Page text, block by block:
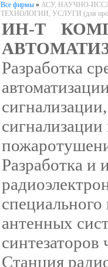
Все фирмы » АСУ, НАУЧНО-
ТЕХНОЛОГИИ, УСЛУГИ (для пром.
ИН-Т
Разработка
сигнализации
Разработка и
специального
антенных
синтезаторов
Станция